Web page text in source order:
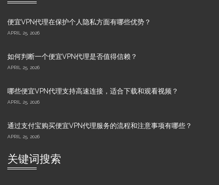
便宜VPN代理在保护个人隐私方面有哪些优势？
APRIL 25, 2026
如何判断一个便宜VPN代理是否值得信赖？
APRIL 25, 2026
哪些便宜VPN代理支持高速连接，适合下载和观看视频？
APRIL 25, 2026
通过支付宝购买便宜VPN代理服务的流程和注意事项有哪些？
APRIL 25, 2026
关键词搜索